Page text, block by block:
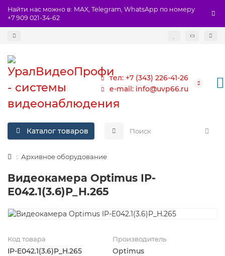
Найти нас можно в: MAX, Telegram, WhatsApp по номеру
+7 909 021-34-62
тел: +7 (343) 226-41-26
e-mail: info@uvp66.ru
Каталог товаров
Архивное оборудование
Видеокамера Optimus IP-
E042.1(3.6)P_H.265
Код товара
IP-E042.1(3.6)P_H.265
Производитель
Optimus